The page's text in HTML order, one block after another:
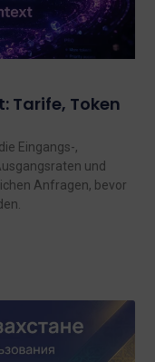
Tarife, Token
Eingangs-,
und
Anfragen, bevor